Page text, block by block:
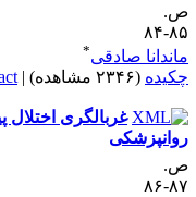
۸۴
صادقی
(۲۳۴۶ مشاهده) |
|
غربالگری اختلال
۸۶